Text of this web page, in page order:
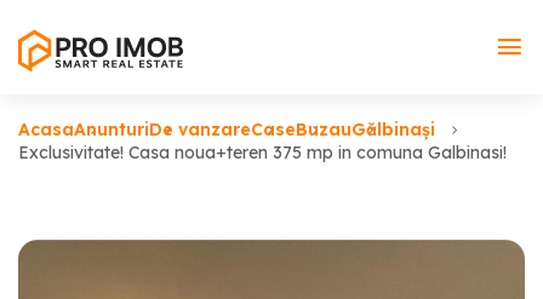
AcasaAnunturiDe vanzareCaseBuzauGălbinași
Exclusivitate! Casa noua+teren 375 mp in comuna Galbinasi!